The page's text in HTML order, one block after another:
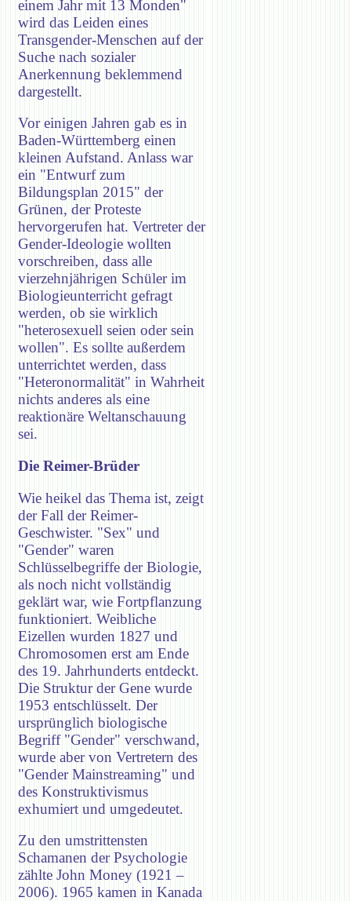
einem Jahr mit 13 Monden"
wird das Leiden eines
Transgender-Menschen auf der
Suche nach sozialer
Anerkennung beklemmend
dargestellt.
Vor einigen Jahren gab es in
Baden-Württemberg einen
kleinen Aufstand. Anlass war
ein "Entwurf zum
Bildungsplan 2015" der
Grünen, der Proteste
hervorgerufen hat. Vertreter der
Gender-Ideologie wollten
vorschreiben, dass alle
vierzehnjährigen Schüler im
Biologieunterricht gefragt
werden, ob sie wirklich
"heterosexuell seien oder sein
wollen". Es sollte außerdem
unterrichtet werden, dass
"Heteronormalität" in Wahrheit
nichts anderes als eine
reaktionäre Weltanschauung
sei.
Die Reimer-Brüder
Wie heikel das Thema ist, zeigt
der Fall der Reimer-
Geschwister. "Sex" und
"Gender" waren
Schlüsselbegriffe der Biologie,
als noch nicht vollständig
geklärt war, wie Fortpflanzung
funktioniert. Weibliche
Eizellen wurden 1827 und
Chromosomen erst am Ende
des 19. Jahrhunderts entdeckt.
Die Struktur der Gene wurde
1953 entschlüsselt. Der
ursprünglich biologische
Begriff "Gender" verschwand,
wurde aber von Vertretern des
"Gender Mainstreaming" und
des Konstruktivismus
exhumiert und umgedeutet.
Zu den umstrittensten
Schamanen der Psychologie
zählte John Money (1921 –
2006). 1965 kamen in Kanada